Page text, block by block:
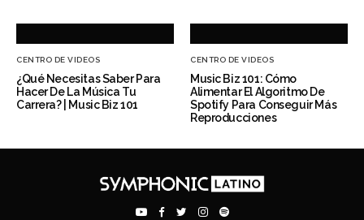
CENTRO DE VIDEOS
¿Qué Necesitas Saber Para
Hacer De La Música Tu
Carrera? | Music Biz 101
CENTRO DE VIDEOS
Music Biz 101: Cómo
Alimentar El Algoritmo De
Spotify Para Conseguir Más
Reproducciones